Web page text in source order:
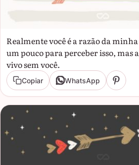
Realmente você é a razão da
um pouco para perceber isso, mas
vivo sem você.
Copiar WhatsApp